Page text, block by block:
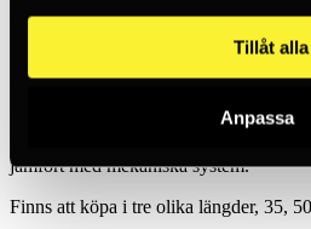
Tillåt alla
Anpassa
Jammy är en 5,5 mm bred
Slingan är tillverkad av aramid och
motståndskraft även vid höga
aramidteknologin blir den inte
med små diametrar. Dess söm är
jämfört med mekaniska system.
Finns att köpa i tre olika längder, 35,